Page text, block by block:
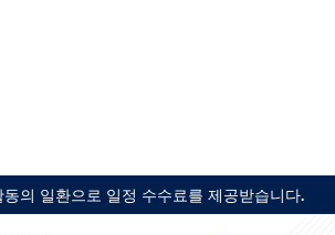
의 일환으로 일정 수수료를 제공받습니다.